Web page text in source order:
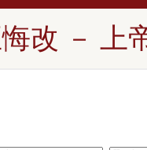
改 － 上